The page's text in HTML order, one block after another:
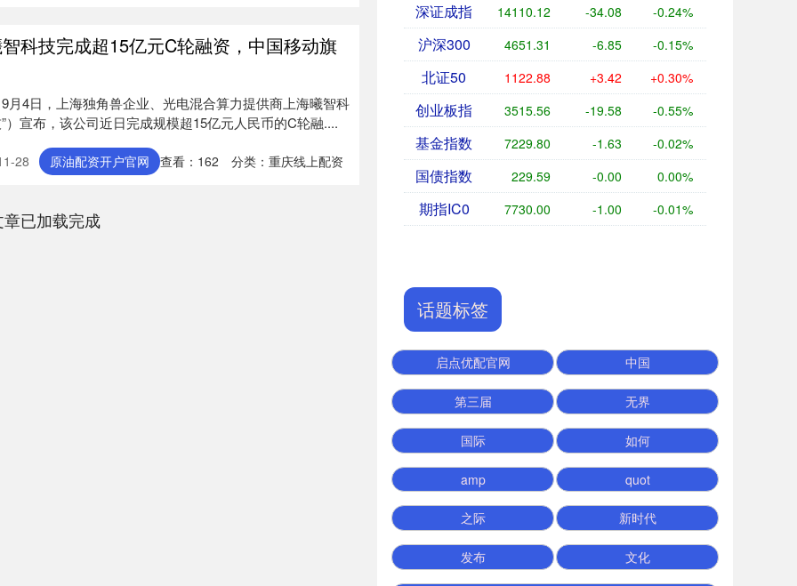
科技完成超15亿元C轮融资，中国移动旗
月4日，上海独角兽企业、光电混合算力提供商上海曦智科
）宣布，该公司近日完成规模超15亿元人民币的C轮融....
28 原油配资开户官网 查看： 162 分类：重庆线上配资
已加载完成
深证成指 14110.12 -34.08 -0.24%
沪深300 4651.31 -6.85 -0.15%
北证50 1122.88 +3.42 +0.30%
创业板指 3515.56 -19.58 -0.55%
基金指数 7229.80 -1.63 -0.02%
国债指数 229.59 -0.00 0.00%
期指IC0 7730.00 -1.00 -0.01%
话题标签
启点优配官网 中国
第三届 无界
国际 如何
amp quot
之际 新时代
发布 文化